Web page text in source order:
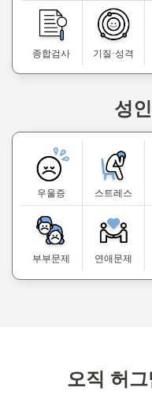
종합검사 기질·성격
성
우울증 스트레스
부부문제 연애문제
오직 허